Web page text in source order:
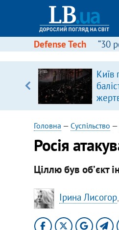
Defense Tech “30
Київ
Головна — Суспільство —
Росія
Ціллю був обʼєкт
Ірина Лисогор